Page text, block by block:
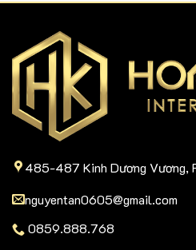
485-487 Kinh Dương Vương,
nguyentan0605@gmail.com
0859.888.768